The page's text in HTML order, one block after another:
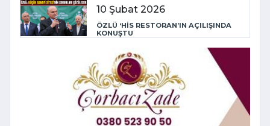
10 Şubat 2026
ÖZLÜ ‘HİS RESTORAN’IN AÇILIŞINDA
KONUŞTU